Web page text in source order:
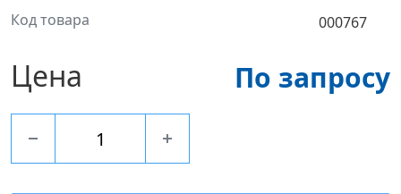
Код товара
000767
Цена По запросу